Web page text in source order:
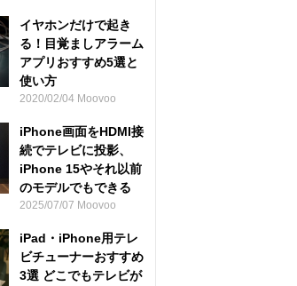
イヤホンだけで起き
る！目覚ましアラーム
アプリおすすめ5選と
使い方
2020/02/04 Moovoo
iPhone画面をHDMI接
続でテレビに投影、
iPhone 15やそれ以前
のモデルでもできる
2025/07/07 Moovoo
iPad・iPhone用テレ
ビチューナーおすすめ
3選 どこでもテレビが